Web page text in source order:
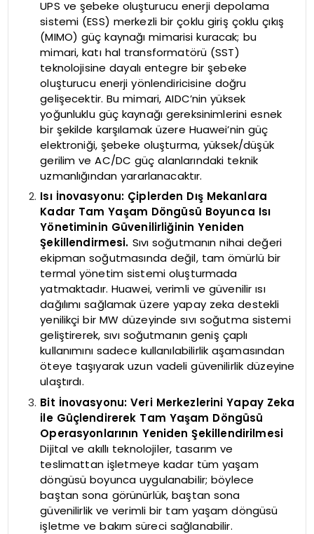
UPS ve şebeke oluşturucu enerji depolama
sistemi (ESS) merkezli bir çoklu giriş çoklu çıkış
(MIMO) güç kaynağı mimarisi kuracak; bu
mimari, katı hal transformatörü (SST)
teknolojisine dayalı entegre bir şebeke
oluşturucu enerji yönlendiricisine doğru
gelişecektir. Bu mimari, AIDC’nin yüksek
yoğunluklu güç kaynağı gereksinimlerini esnek
bir şekilde karşılamak üzere Huawei’nin güç
elektroniği, şebeke oluşturma, yüksek/düşük
gerilim ve AC/DC güç alanlarındaki teknik
uzmanlığından yararlanacaktır.
Isı İnovasyonu: Çiplerden Dış Mekanlara
Kadar Tam Yaşam Döngüsü Boyunca Isı
Yönetiminin Güvenilirliğinin Yeniden
Şekillendirmesi. Sıvı soğutmanın nihai değeri
ekipman soğutmasında değil, tam ömürlü bir
termal yönetim sistemi oluşturmada
yatmaktadır. Huawei, verimli ve güvenilir ısı
dağılımı sağlamak üzere yapay zeka destekli
yenilikçi bir MW düzeyinde sıvı soğutma sistemi
geliştirerek, sıvı soğutmanın geniş çaplı
kullanımını sadece kullanılabilirlik aşamasından
öteye taşıyarak uzun vadeli güvenilirlik düzeyine
ulaştırdı.
Bit İnovasyonu: Veri Merkezlerini Yapay Zeka
ile Güçlendirerek Tam Yaşam Döngüsü
Operasyonlarının Yeniden Şekillendirilmesi
Dijital ve akıllı teknolojiler, tasarım ve
teslimattan işletmeye kadar tüm yaşam
döngüsü boyunca uygulanabilir; böylece
baştan sona görünürlük, baştan sona
güvenilirlik ve verimli bir tam yaşam döngüsü
işletme ve bakım süreci sağlanabilir.